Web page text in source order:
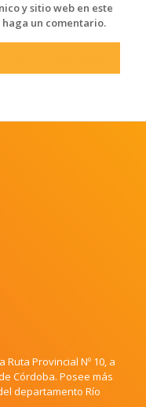
y sitio web en este
un comentario.
Provincial Nº 10, a
Córdoba. Posee más
departamento Río